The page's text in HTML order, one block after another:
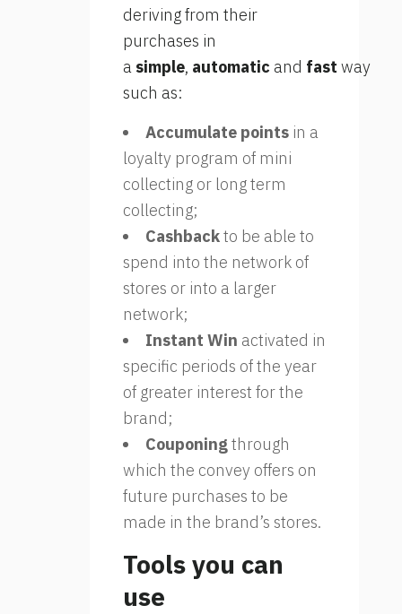
deriving from their
purchases in
a simple, automatic and fast way
such as:
Accumulate points in a
loyalty program of mini
collecting or long term
collecting;
Cashbackto be able to
spend into the network of
stores or into a larger
network;
Instant Win activated in
specific periods of the year
of greater interest for the
brand;
Couponingthrough
which the convey offers on
future purchases to be
made in the brand’s stores.
Tools you can
use